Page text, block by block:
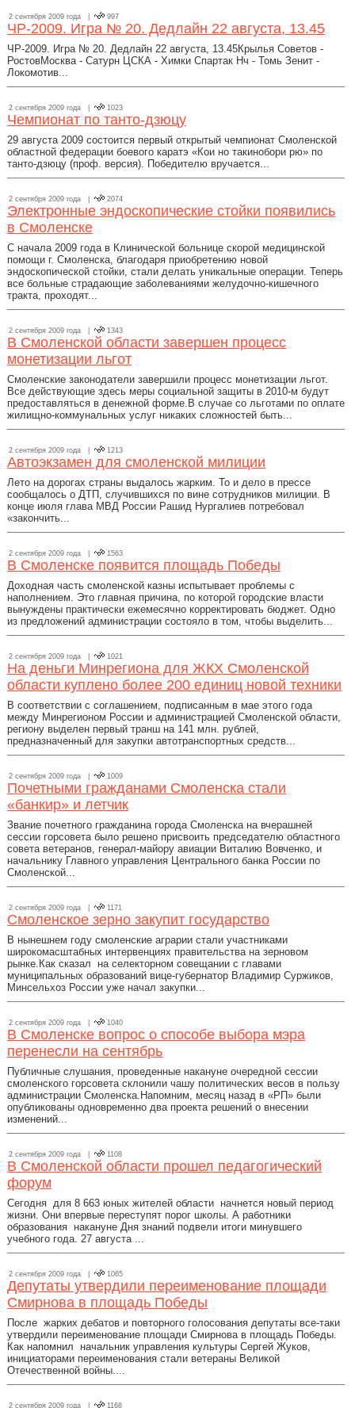
2 сентября 2009 года | 997
ЧР-2009. Игра № 20. Дедлайн 22 августа, 13.45
ЧР-2009. Игра № 20. Дедлайн 22 августа, 13.45Крылья Советов -
РостовМосква - Сатурн ЦСКА - Химки Спартак Нч - Томь Зенит -
Локомотив...
2 сентября 2009 года | 1023
Чемпионат по танто-дзюцу
29 августа 2009 состоится первый открытый чемпионат Смоленской
областной федерации боевого каратэ «Кои но такинобори рю» по
танто-дзюцу (проф. версия). Победителю вручается...
2 сентября 2009 года | 2074
Электронные эндоскопические стойки появились
в Смоленске
С начала 2009 года в Клинической больнице скорой медицинской
помощи г. Смоленска, благодаря приобретению новой
эндоскопической стойки, стали делать уникальные операции. Теперь
все больные страдающие заболеваниями желудочно-кишечного
тракта, проходят...
2 сентября 2009 года | 1343
В Смоленской области завершен процесс
монетизации льгот
Смоленские законодатели завершили процесс монетизации льгот.
Все действующие здесь меры социальной защиты в 2010-м будут
предоставляться в денежной форме.В случае со льготами по оплате
жилищно-коммунальных услуг никаких сложностей быть...
2 сентября 2009 года | 1213
Автоэкзамен для смоленской милиции
Лето на дорогах страны выдалось жарким. То и дело в прессе
сообщалось о ДТП, случившихся по вине сотрудников милиции. В
конце июля глава МВД России Рашид Нургалиев потребовал
«закончить...
2 сентября 2009 года | 1563
В Смоленске появится площадь Победы
Доходная часть смоленской казны испытывает проблемы с
наполнением. Это главная причина, по которой городские власти
вынуждены практически ежемесячно корректировать бюджет. Одно
из предложений администрации состояло в том, чтобы выделить...
2 сентября 2009 года | 1021
На деньги Минрегиона для ЖКХ Смоленской
области куплено более 200 единиц новой техники
В соответствии с соглашением, подписанным в мае этого года
между Минрегионом России и администрацией Смоленской области,
региону выделен первый транш на 141 млн. рублей,
предназначенный для закупки автотранспортных средств...
2 сентября 2009 года | 1009
Почетными гражданами Смоленска стали
«банкир» и летчик
Звание почетного гражданина города Смоленска на вчерашней
сессии горсовета было решено присвоить председателю областного
совета ветеранов, генерал-майору авиации Виталию Вовченко, и
начальнику Главного управления Центрального банка России по
Смоленской...
2 сентября 2009 года | 1171
Смоленское зерно закупит государство
В нынешнем году смоленские аграрии стали участниками
широкомасштабных интервенциях правительства на зерновом
рынке.Как сказал на селекторном совещании с главами
муниципальных образований вице-губернатор Владимир Суржиков,
Минсельхоз России уже начал закупки...
2 сентября 2009 года | 1040
В Смоленске вопрос о способе выбора мэра
перенесли на сентябрь
Публичные слушания, проведенные накануне очередной сессии
смоленского горсовета склонили чашу политических весов в пользу
администрации Смоленска.Напомним, месяц назад в «РП» были
опубликованы одновременно два проекта решений о внесении
изменений...
2 сентября 2009 года | 1108
В Смоленской области прошел педагогический
форум
Сегодня для 8 663 юных жителей области начнется новый период
жизни. Они впервые переступят порог школы. А работники
образования накануне Дня знаний подвели итоги минувшего
учебного года. 27 августа ...
2 сентября 2009 года | 1065
Депутаты утвердили переименование площади
Смирнова в площадь Победы
После жарких дебатов и повторного голосования депутаты все-таки
утвердили переименование площади Смирнова в площадь Победы.
Как напомнил начальник управления культуры Сергей Жуков,
инициаторами переименования стали ветераны Великой
Отечественной войны....
2 сентября 2009 года | 1168